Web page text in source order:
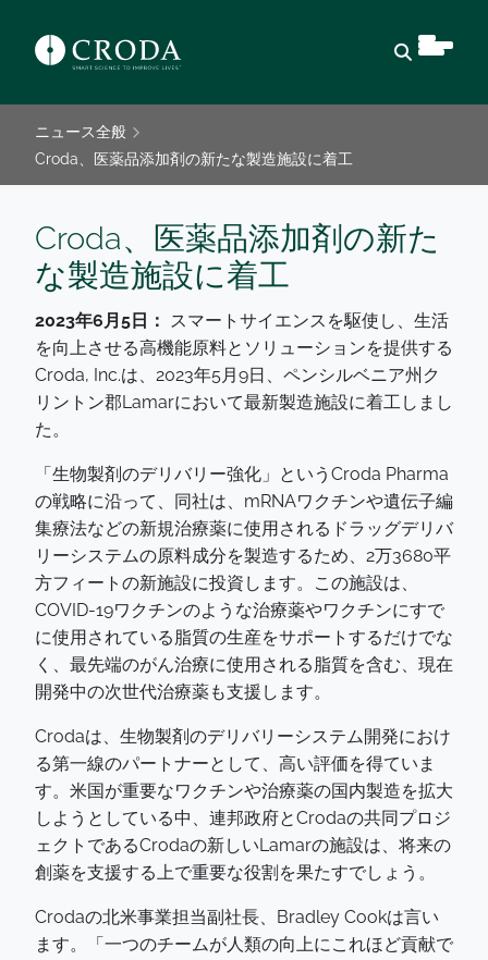
ニュース全般
Croda、医薬品添加剤の新たな製造施設に着工
Croda、医薬品添加剤の新た
な製造施設に着工
2023年6月5日： スマートサイエンスを駆使し、生活
を向上させる高機能原料とソリューションを提供する
Croda, Inc.は、2023年5月9日、ペンシルベニア州ク
リントン郡Lamarにおいて最新製造施設に着工しまし
た。
「生物製剤のデリバリー強化」というCroda Pharma
の戦略に沿って、同社は、mRNAワクチンや遺伝子編
集療法などの新規治療薬に使用されるドラッグデリバ
リーシステムの原料成分を製造するため、2万3680平
方フィートの新施設に投資します。この施設は、
COVID-19ワクチンのような治療薬やワクチンにすで
に使用されている脂質の生産をサポートするだけでな
く、最先端のがん治療に使用される脂質を含む、現在
開発中の次世代治療薬も支援します。
Crodaは、生物製剤のデリバリーシステム開発におけ
る第一線のパートナーとして、高い評価を得ていま
す。米国が重要なワクチンや治療薬の国内製造を拡大
しようとしている中、連邦政府とCrodaの共同プロジ
ェクトであるCrodaの新しいLamarの施設は、将来の
創薬を支援する上で重要な役割を果たすでしょう。
Crodaの北米事業担当副社長、Bradley Cookは言い
ます。「一つのチームが人類の向上にこれほど貢献で